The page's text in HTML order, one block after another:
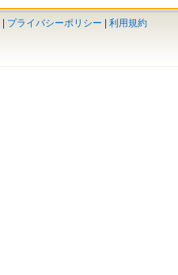
プライバシーポリシー 利用規約